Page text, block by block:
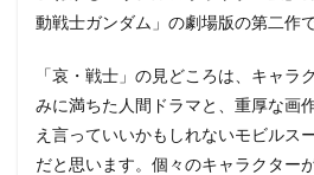
動戦士ガンダム」の劇場版の第二作で
「哀・戦士」の見どころは、キャラ
みに満ちた人間ドラマと、重厚な画
え言っていいかもしれないモビルス
だと思います。個々のキャラクター